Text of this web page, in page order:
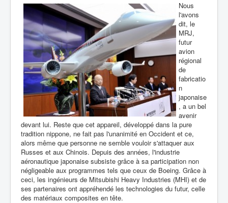
Nous
l'avons
dit, le
MRJ,
futur
avion
régional
de
fabricatio
n
japonaise
, a un bel
avenir
devant lui. Reste que cet appareil, développé dans la pure
tradition nippone, ne fait pas l'unanimité en Occident et ce,
alors même que personne ne semble vouloir s'attaquer aux
Russes et aux Chinois. Depuis des années, l'industrie
aéronautique japonaise subsiste grâce à sa participation non
négligeable aux programmes tels que ceux de Boeing. Grâce à
ceci, les ingénieurs de Mitsubishi Heavy Industries (MHI) et de
ses partenaires ont appréhendé les technologies du futur, celle
des matériaux composites en tête.